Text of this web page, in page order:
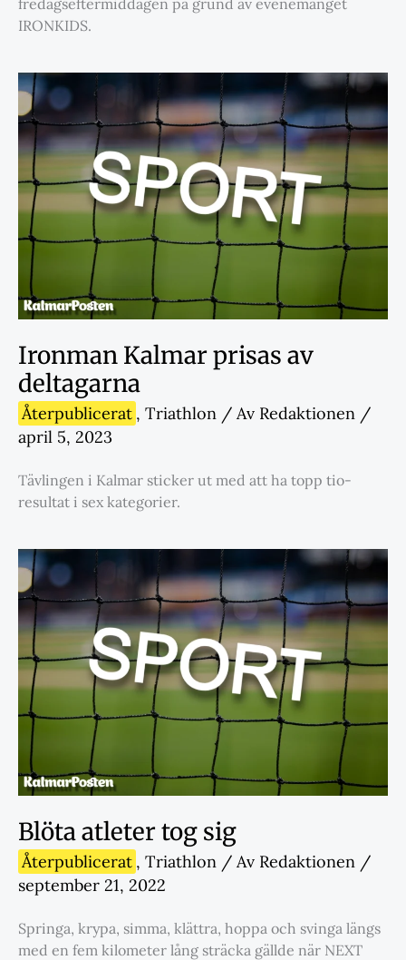
fredagseftermiddagen på grund av evenemanget
IRONKIDS.
Ironman Kalmar prisas av
deltagarna
Återpublicerat , Triathlon / Av Redaktionen /
april 5, 2023
Tävlingen i Kalmar sticker ut med att ha topp tio-
resultat i sex kategorier.
Blöta atleter tog sig
Återpublicerat , Triathlon / Av Redaktionen /
september 21, 2022
Springa, krypa, simma, klättra, hoppa och svinga längs
med en fem kilometer lång sträcka gällde när NEXT